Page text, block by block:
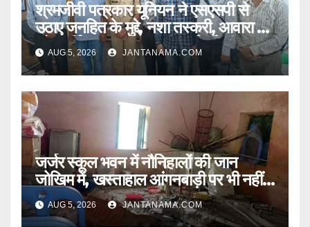
श्रमजीवी पत्रकार यूनियन ने एसएसपी से
उठाए जनहित के मुद्दे, नशा तस्करी, आवारा पशु
और पार्किंग व्यवस्था पर की कार्रवाई की मांग
AUG 5, 2026 JANTANAMA.COM
जर्जर स्कूल भवन में नौनिहालों की जान
जोखिम में, खस्ताहाल आंगनबाड़ी पर भी नहीं
जागा प्रशासन
AUG 5, 2026 JANTANAMA.COM